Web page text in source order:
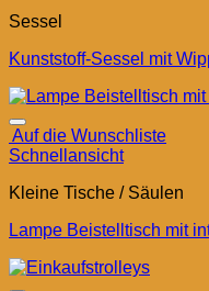
Sessel
Kunststoff-Sessel mit
Auf die Wunschliste
Schnellansicht
Kleine Tische / Säulen
Lampe Beistelltisch mit